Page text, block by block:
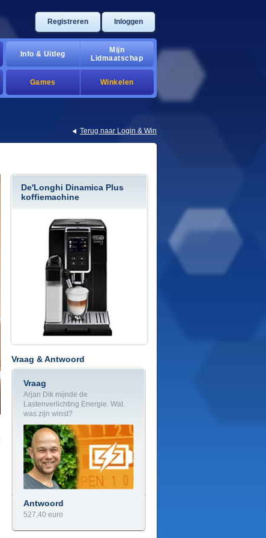
Registreren Inloggen
Info & Uitleg
Mijn
Lidmaatschap
Games Winkelen
De'Longhi Dinamica Plus
koffiemachine
Vraag & Antwoord
Vraag
Arjan Dik mijnde de
Lastenverlichting Energie. Wat
was zijn winst?
Antwoord
527,40 euro
Terug naar Login & Win